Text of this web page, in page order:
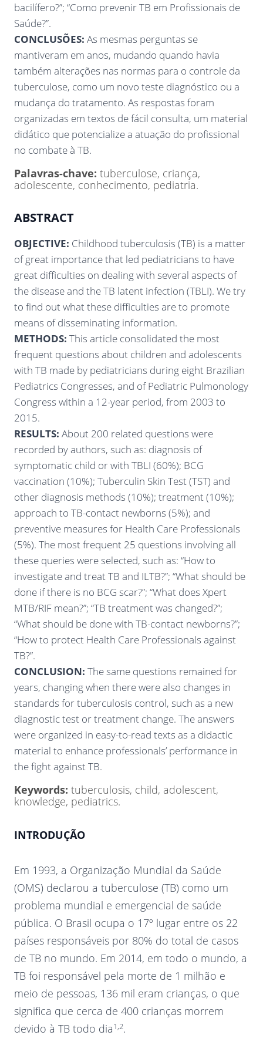
bacilífero?”; “Como prevenir TB em Profissionais de
Saúde?”.
CONCLUSÕES: As mesmas perguntas se
mantiveram em anos, mudando quando havia
também alterações nas normas para o controle da
tuberculose, como um novo teste diagnóstico ou a
mudança do tratamento. As respostas foram
organizadas em textos de fácil consulta, um material
didático que potencialize a atuação do profissional
no combate à TB.
Palavras-chave: tuberculose, criança,
adolescente, conhecimento, pediatria.
ABSTRACT
OBJECTIVE: Childhood tuberculosis (TB) is a matter
of great importance that led pediatricians to have
great difficulties on dealing with several aspects of
the disease and the TB latent infection (TBLI). We try
to find out what these difficulties are to promote
means of disseminating information.
METHODS: This article consolidated the most
frequent questions about children and adolescents
with TB made by pediatricians during eight Brazilian
Pediatrics Congresses, and of Pediatric Pulmonology
Congress within a 12-year period, from 2003 to
2015.
RESULTS: About 200 related questions were
recorded by authors, such as: diagnosis of
symptomatic child or with TBLI (60%); BCG
vaccination (10%); Tuberculin Skin Test (TST) and
other diagnosis methods (10%); treatment (10%);
approach to TB-contact newborns (5%); and
preventive measures for Health Care Professionals
(5%). The most frequent 25 questions involving all
these queries were selected, such as: “How to
investigate and treat TB and ILTB?”; “What should be
done if there is no BCG scar?”; “What does Xpert
MTB/RIF mean?”; “TB treatment was changed?”;
“What should be done with TB-contact newborns?”;
“How to protect Health Care Professionals against
TB?”.
CONCLUSION: The same questions remained for
years, changing when there were also changes in
standards for tuberculosis control, such as a new
diagnostic test or treatment change. The answers
were organized in easy-to-read texts as a didactic
material to enhance professionals’ performance in
the fight against TB.
Keywords: tuberculosis, child, adolescent,
knowledge, pediatrics.
INTRODUÇÃO
Em 1993, a Organização Mundial da Saúde
(OMS) declarou a tuberculose (TB) como um
problema mundial e emergencial de saúde
pública. O Brasil ocupa o 17º lugar entre os 22
países responsáveis por 80% do total de casos
de TB no mundo. Em 2014, em todo o mundo, a
TB foi responsável pela morte de 1 milhão e
meio de pessoas, 136 mil eram crianças, o que
significa que cerca de 400 crianças morrem
devido à TB todo dia1,2.